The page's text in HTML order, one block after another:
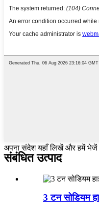
अपना संदेश यहाँ लिखें और हमें भेजें
संबंधित उत्पाद
3 टन सोडियम